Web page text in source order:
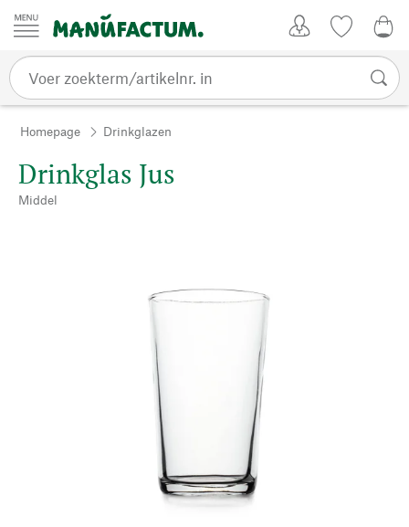
Passer au contenu
Homepage Drinkglazen
Drinkglas Jus
Middel